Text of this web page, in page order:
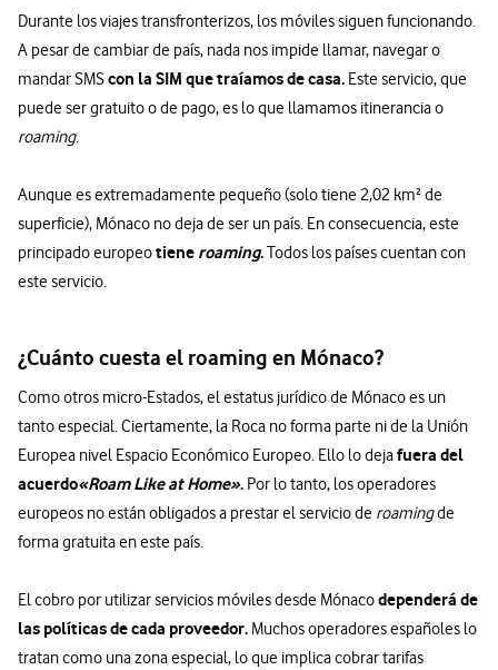
Durante los viajes transfronterizos, los móviles siguen funcionando.
A pesar de cambiar de país, nada nos impide llamar, navegar o
mandar SMScon la SIM que traíamos de casa. Este servicio, que
puede ser gratuito o de pago, es lo que llamamos itinerancia o
roaming.
Aunque es extremadamente pequeño (solo tiene 2,02 km² de
superficie), Mónaco no deja de ser un país. En consecuencia, este
principado europeotiene roaming.Todos los países cuentan con
este servicio.
¿Cuánto cuesta el roaming en Mónaco?
Como otros micro-Estados, el estatus jurídico de Mónaco es un
tanto especial. Ciertamente, la Roca no forma parte ni de la Unión
Europea nivel Espacio Económico Europeo. Ello lo dejafuera del
acuerdo«Roam Like at Home». Por lo tanto, los operadores
europeos no están obligados a prestar el servicio de roamingde
forma gratuita en este país.
El cobro por utilizar servicios móviles desde Mónacodependerá de
las políticas de cada proveedor. Muchos operadores españoles lo
tratan como una zona especial, lo que implica cobrar tarifas